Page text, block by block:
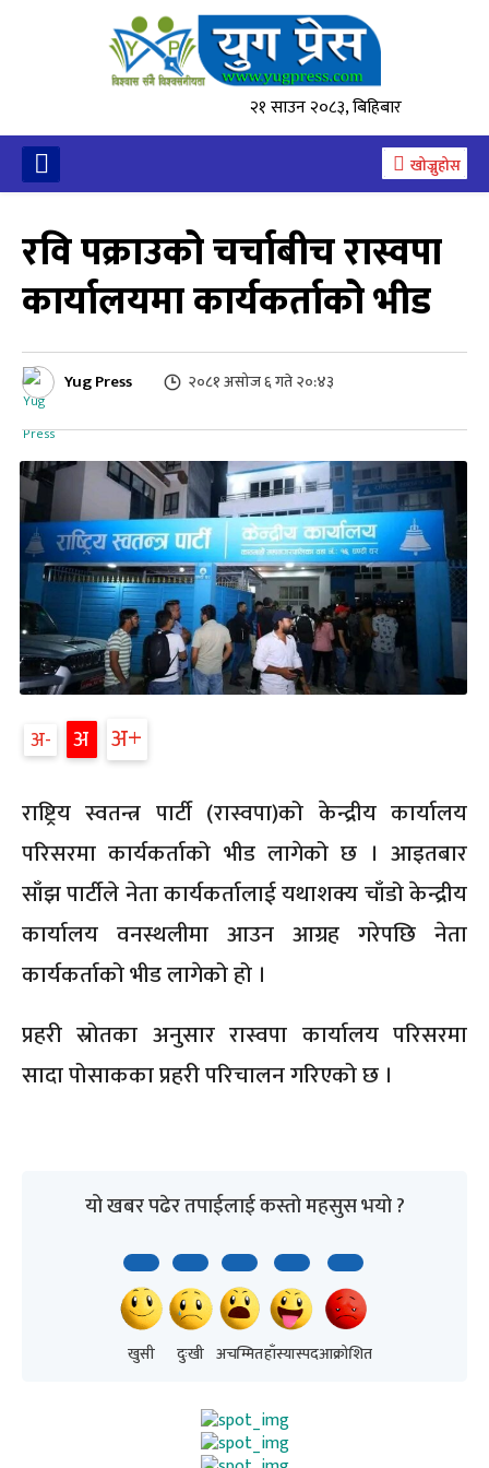
२१ साउन २०८३, बिहिबार
खोज्नुहोस
रवि पक्राउको चर्चाबीच रास्वपा
कार्यालयमा कार्यकर्ताको भीड
Yug Press २०८१ असोज ६ गते २०:४३
अ अ अ
राष्ट्रिय स्वतन्त्र पार्टी (रास्वपा)को केन्द्रीय कार्यालय
परिसरमा कार्यकर्ताको भीड लागेको छ । आइतबार
साँझ पार्टीले नेता कार्यकर्तालाई यथाशक्य चाँडो केन्द्रीय
कार्यालय वनस्थलीमा आउन आग्रह गरेपछि नेता
कार्यकर्ताको भीड लागेको हो ।
प्रहरी स्रोतका अनुसार रास्वपा कार्यालय परिसरमा
सादा पोसाकका प्रहरी परिचालन गरिएको छ ।
यो खबर पढेर तपाईलाई कस्तो महसुस भयो ?
खुसी दुःखी अचम्मितहाँस्यास्पदआक्रोशित